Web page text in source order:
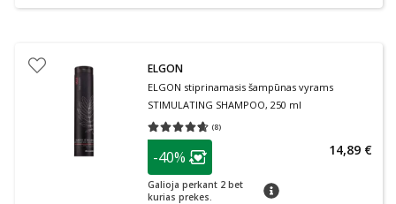
ELGON
ELGON stiprinamasis šampūnas vyrams
STIMULATING SHAMPOO, 250 ml
(8)
Vidutinis įvertinimas 4.63
patarimas
Lojalumo klubo narių nuolaida
-40%
Galioja perkant 2 bet
kurias prekes.
patarimas
14,89 €